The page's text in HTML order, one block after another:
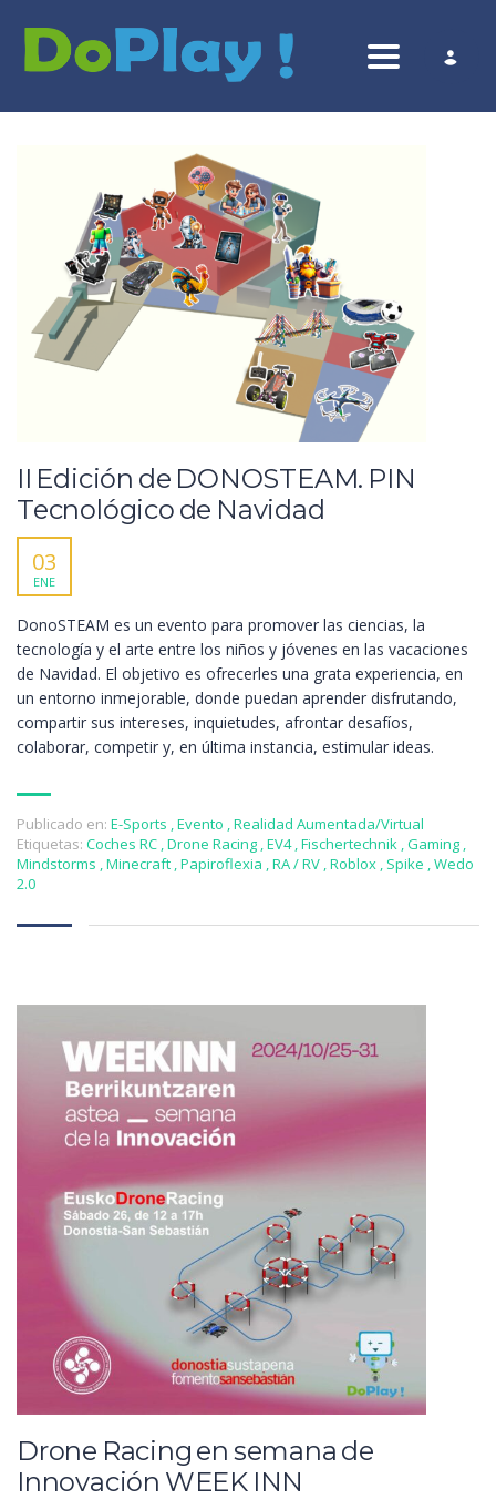
Toggle
II Edición de DONOSTEAM. PIN
Tecnológico de Navidad
03
ENE
DonoSTEAM es un evento para promover las ciencias, la
tecnología y el arte entre los niños y jóvenes en las vacaciones
de Navidad. El objetivo es ofrecerles una grata experiencia, en
un entorno inmejorable, donde puedan aprender disfrutando,
compartir sus intereses, inquietudes, afrontar desafíos,
colaborar, competir y, en última instancia, estimular ideas.
Publicado en: E-Sports ,Evento ,Realidad Aumentada/Virtual
Etiquetas: Coches RC ,Drone Racing ,EV4,Fischertechnik ,Gaming ,
Mindstorms ,Minecraft ,Papiroflexia ,RA / RV ,Roblox , Spike ,Wedo
2.0
Drone Racing en semana de
Innovación WEEK INN